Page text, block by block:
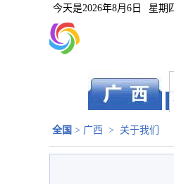
今天是2026年8月6日 星期
全国 > 广西 > 关于我们